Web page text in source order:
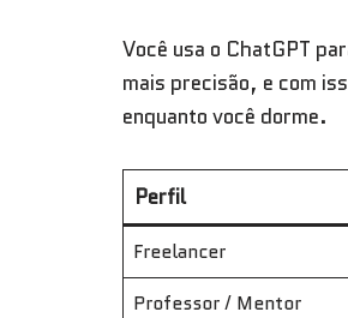
Você usa o ChatGPT
mais precisão, e com
enquanto você dorme.
Perfil
Freelancer
Professor / Mentor